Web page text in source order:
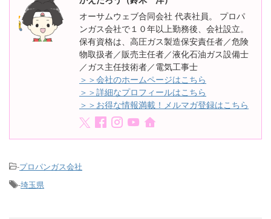
オーサムウェブ合同会社 代表社員。 プロパ
ンガス会社で１０年以上勤務後、会社設立。
保有資格は、高圧ガス製造保安責任者／危険
物取扱者／販売主任者／液化石油ガス設備士
／ガス主任技術者／電気工事士
＞＞会社のホームページはこちら
＞＞詳細なプロフィールはこちら
＞＞お得な情報満載！メルマガ登録はこちら
-プロパンガス会社
-埼玉県